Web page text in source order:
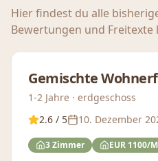
Hier findest du alle
Bewertungen und
Gemischte
1-2 Jahre · erdgeschoss
2.6 / 5 10. Dezember
3 Zimmer EUR 1100/